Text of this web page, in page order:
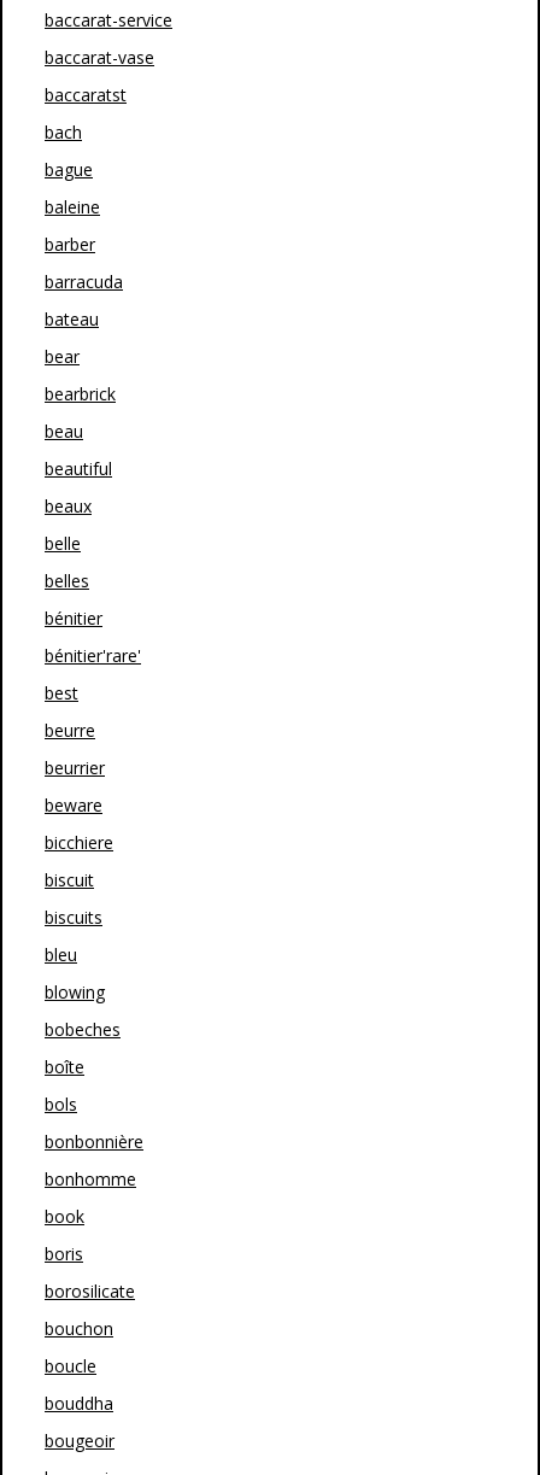
baccarat-service
baccarat-vase
baccaratst
bach
bague
baleine
barber
barracuda
bateau
bear
bearbrick
beau
beautiful
beaux
belle
belles
bénitier
bénitier'rare'
best
beurre
beurrier
beware
bicchiere
biscuit
biscuits
bleu
blowing
bobeches
boîte
bols
bonbonnière
bonhomme
book
boris
borosilicate
bouchon
boucle
bouddha
bougeoir